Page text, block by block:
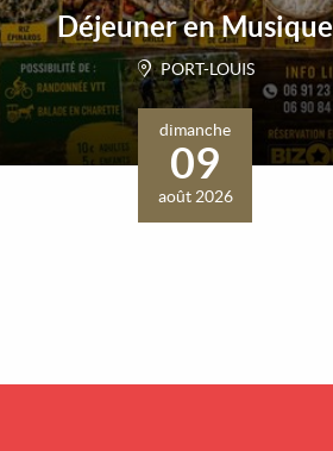
Déjeuner en Musique
PORT-LOUIS
dimanche
09
août 2026